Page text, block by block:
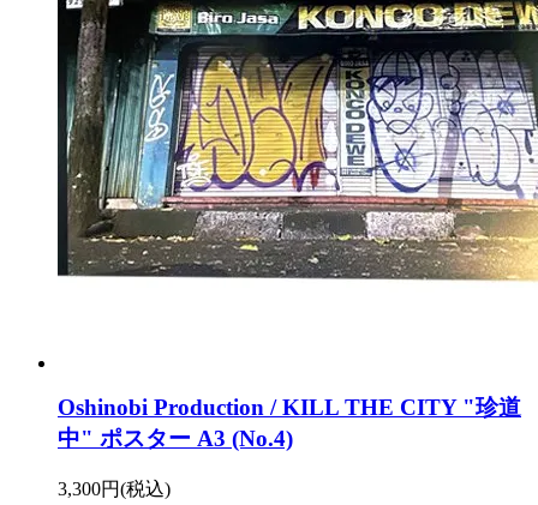
Oshinobi Production / KILL THE CITY "珍道
中" ポスター A3 (No.4)
3,300円(税込)